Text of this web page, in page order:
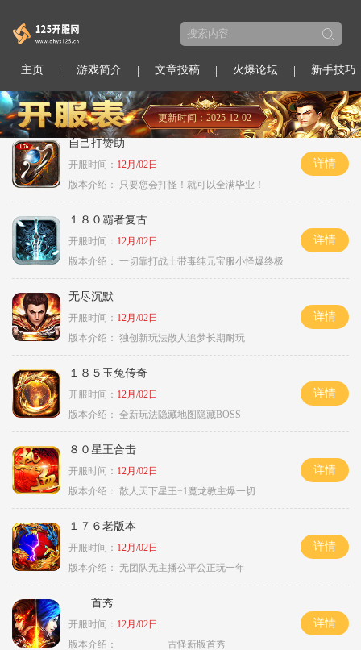
主页 游戏简介 文章投稿 火爆论坛 新手技巧
更新时间：2025-12-02
自己打赞助
开服时间： 12月/02日
版本介绍：
只要您会打怪！就可以全满毕业！
详情
１８０霸者复古
开服时间： 12月/02日
版本介绍： 一切靠打战士带毒纯元宝服小怪爆终极
详情
无尽沉默
开服时间： 12月/02日
版本介绍： 独创新玩法散人追梦长期耐玩
详情
１８５玉兔传奇
开服时间： 12月/02日
版本介绍： 全新玩法隐藏地图隐藏BOSS
详情
８０星王合击
开服时间： 12月/02日
版本介绍： 散人天下星王+1魔龙教主爆一切
详情
１７６老版本
开服时间： 12月/02日
版本介绍： 无团队无主播公平公正玩一年
详情
首秀
开服时间： 12月/02日
版本介绍：
古怪新版首秀
详情